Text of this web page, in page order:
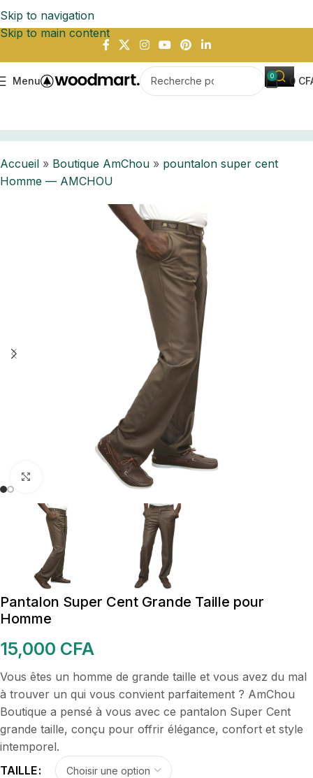
Skip to navigation
Skip to main content
Menu 0 0
Accueil » Boutique AmChou » pountalon super cent
Homme — AMCHOU
Cliquez pour agrandir
Pantalon Super Cent Grande Taille pour
Homme
15,000 CFA
Vous êtes un homme de grande taille et vous avez du mal
à trouver un qui vous convient parfaitement ? AmChou
Boutique a pensé à vous avec ce pantalon Super Cent
grande taille, conçu pour offrir élégance, confort et style
intemporel.
TAILLE